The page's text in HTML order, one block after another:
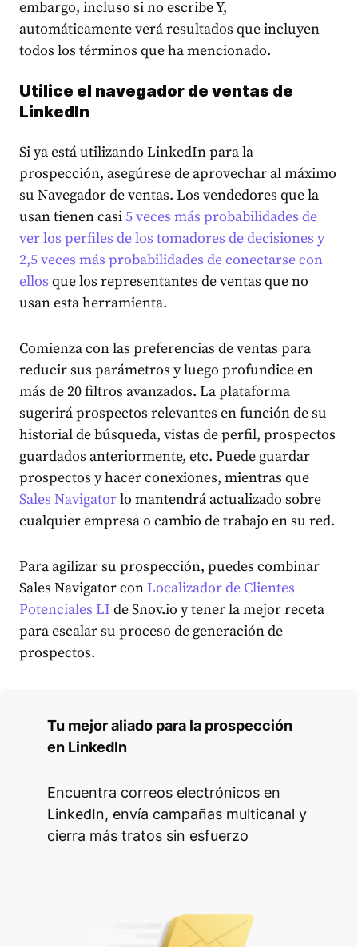
embargo, incluso si no escribe Y,
automáticamente verá resultados que incluyen
todos los términos que ha mencionado.
Utilice el navegador de ventas de
LinkedIn
Si ya está utilizando LinkedIn para la
prospección, asegúrese de aprovechar al máximo
su Navegador de ventas. Los vendedores que la
usan tienen casi5 veces más probabilidades de
ver los perfiles de los tomadores de decisiones y
2,5 veces más probabilidades de conectarse con
ellos que los representantes de ventas que no
usan esta herramienta.
Comienza con las preferencias de ventas para
reducir sus parámetros y luego profundice en
más de 20 filtros avanzados. La plataforma
sugerirá prospectos relevantes en función de su
historial de búsqueda, vistas de perfil, prospectos
guardados anteriormente, etc. Puede guardar
prospectos y hacer conexiones, mientras que
Sales Navigatorlo mantendrá actualizado sobre
cualquier empresa o cambio de trabajo en su red.
Para agilizar su prospección, puedes combinar
Sales Navigator conLocalizador de Clientes
Potenciales LI de Snov.io y tener la mejor receta
para escalar su proceso de generación de
prospectos.
Tu mejor aliado para la prospección
en LinkedIn
Encuentra correos electrónicos en
LinkedIn, envía campañas multicanal y
cierra más tratos sin esfuerzo